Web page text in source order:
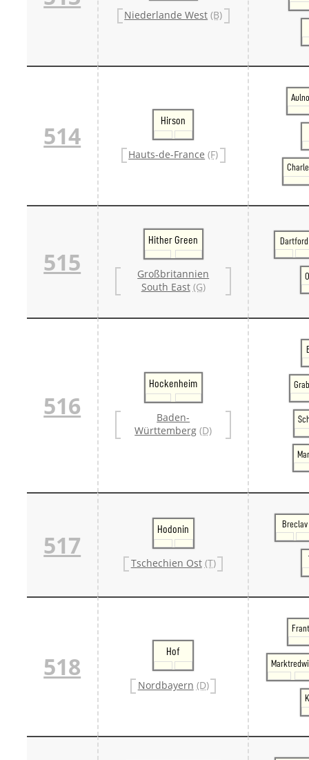
Niederlande West (B)
514
Hirson
Hauts-de-France (F)
515
Hither Green
Großbritannien
South East (G)
Dartford
516
Hockenheim
Baden-
Württemberg (D)
517
Hodonin
Tschechien Ost (T)
Breclav
518
Hof
Nordbayern (D)